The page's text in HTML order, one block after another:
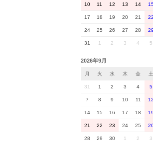
10 11 12 13 14
17 18 19 20 21 22
24 25 26 27 28 29
31 1 2 3 4 5
2026年9月
月 火 水 木 金 土
31 1 2 3 4 5
7 8 9 10 11 12
14 15 16 17 18 19
21 22 23 24 25 26
28 29 30 1 2 3